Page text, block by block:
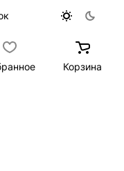
Корзина